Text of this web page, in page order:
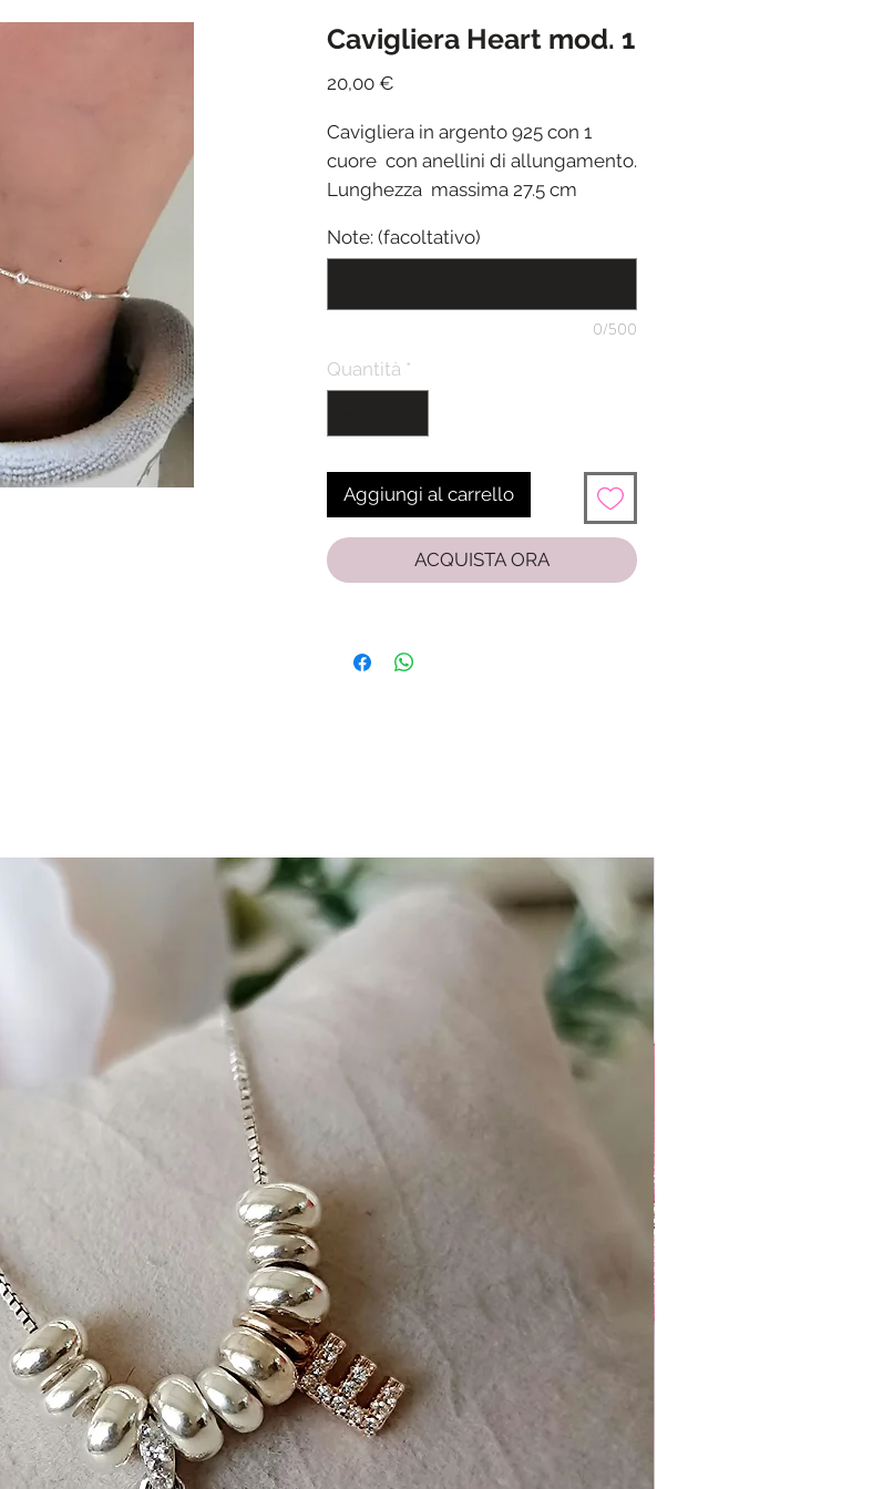
Cavigliera Heart mod. 1
20,00 €Prezzo
Cavigliera in argento 925 con 1
cuore con anellini di allungamento.
Lunghezza massima 27.5 cm
Note: (facoltativo)
0/500
Quantità *
Aggiungi al carrello
ACQUISTA ORA